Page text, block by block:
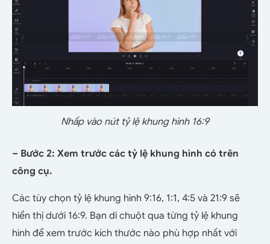
Nhấp vào nút tỷ lệ khung hình 16:9
– Bước 2: Xem trước các tỷ lệ khung hình có trên
công cụ.
Các tùy chọn tỷ lệ khung hình 9:16, 1:1, 4:5 và 21:9 sẽ
hiển thị dưới 16:9. Bạn di chuột qua từng tỷ lệ khung
hình để xem trước kích thước nào phù hợp nhất với